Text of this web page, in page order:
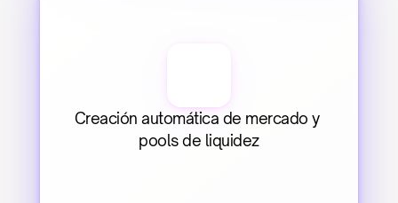
Creación automática de mercado y
pools de liquidez